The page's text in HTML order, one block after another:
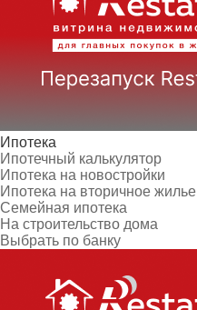
Ипотека
Ипотечный калькулятор
Ипотека на новостройки
Ипотека на вторичное жилье
Семейная ипотека
На строительство дома
Выбрать по банку